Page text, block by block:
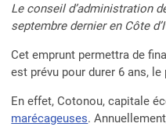
Le conseil d’administration
septembre dernier en Côte
Cet emprunt permettra de
est prévu pour durer 6 ans,
En effet, Cotonou, capitale
marécageuses.